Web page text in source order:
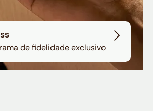
de fidelidade exclusivo